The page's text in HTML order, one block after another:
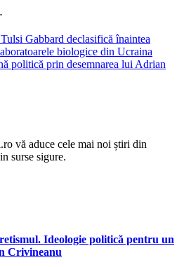
.
Gabbard declasifică înaintea
biologice din Ucraina
politică prin desemnarea lui Adrian
vă aduce cele mai noi știri din
surse sigure.
Ideologie politică pentru un
Crivineanu